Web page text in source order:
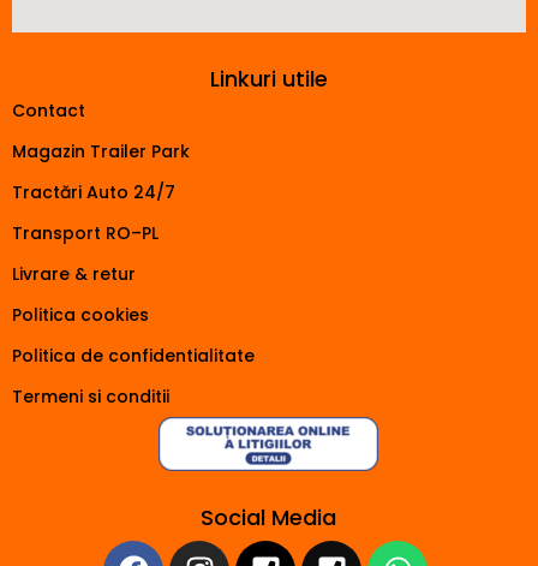
Linkuri utile
Contact
Magazin Trailer Park
Tractări Auto 24/7
Transport RO–PL
Livrare & retur
Politica cookies
Politica de confidentialitate
Termeni si conditii
Social Media